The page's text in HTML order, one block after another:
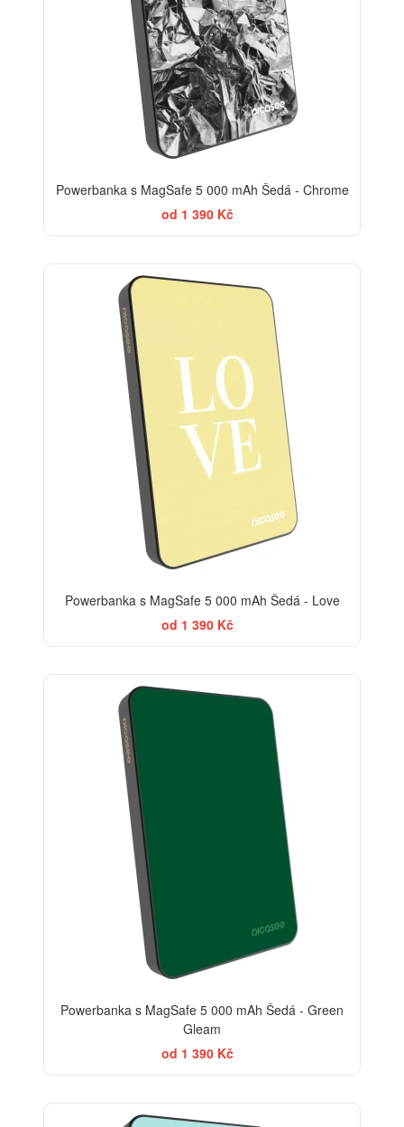
Powerbanka s MagSafe 5 000 mAh Šedá - Chrome
od 1 390 Kč
Powerbanka s MagSafe 5 000 mAh Šedá - Love
od 1 390 Kč
Powerbanka s MagSafe 5 000 mAh Šedá - Green
Gleam
od 1 390 Kč